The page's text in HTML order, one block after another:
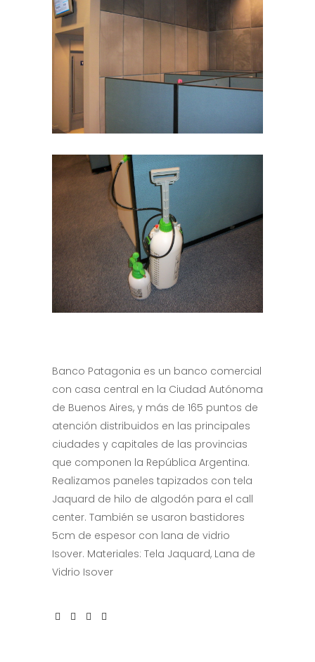
Banco Patagonia es un banco comercial
con casa central en la Ciudad Autónoma
de Buenos Aires, y más de 165 puntos de
atención distribuidos en las principales
ciudades y capitales de las provincias
que componen la República Argentina.
Realizamos paneles tapizados con tela
Jaquard de hilo de algodón para el call
center. También se usaron bastidores
5cm de espesor con lana de vidrio
Isover. Materiales: Tela Jaquard, Lana de
Vidrio Isover